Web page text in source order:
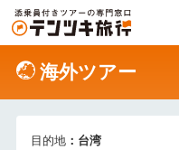
海外ツアー
目的地 ：台湾